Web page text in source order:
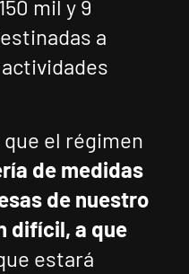
mil y 9
a
el régimen
de medidas
de nuestro
difícil, a que
estará